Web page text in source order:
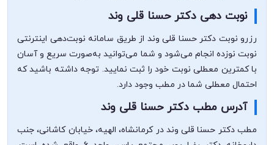
نوبت دهی دکتر حسنا قلی وند
رزرو نوبت دکتر حسنا قلی وند از طریق سامانه نوبت‌دهی اینترنتی
نوبت نوزده انجام می‌شود و شما می‌توانید به‌صورت سریع و آسان
با کمترین معطلی نوبت خود را ثبت نمایید. توجه داشته باشید که
احتمال معطلی شما در مطب وجود دارد.
آدرس مطب دکتر حسنا قلی وند
مطب دکتر حسنا قلی وند در کرمانشاه، الهیه، خیابان کاشانی، جنب